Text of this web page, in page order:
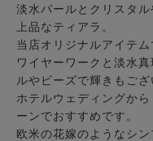
淡水パールとクリスタ
上品なティアラ 。
当店オリジナルアイテム
ワイヤーワークと淡水
ルやビーズで輝きもござ
ホテルウェディングか
ーンでおすすめです。
欧米の花嫁のようなシ